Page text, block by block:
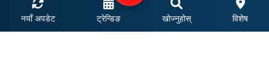
नयाँ अपडेट ट्रेन्डिङ खोज्नुहोस् विशेष